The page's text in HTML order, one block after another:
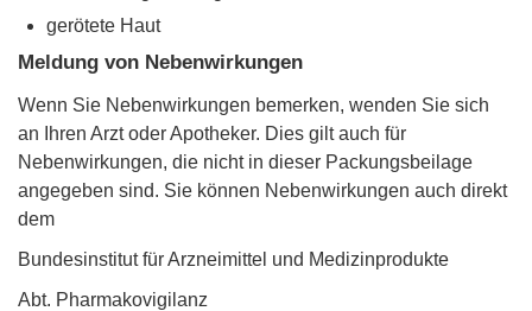
gerötete Haut
Meldung von Nebenwirkungen
Wenn Sie Nebenwirkungen bemerken, wenden Sie sich
an Ihren Arzt oder Apotheker. Dies gilt auch für
Nebenwirkungen, die nicht in dieser Packungsbeilage
angegeben sind. Sie können Nebenwirkungen auch direkt
dem
Bundesinstitut für Arzneimittel und Medizinprodukte
Abt. Pharmakovigilanz